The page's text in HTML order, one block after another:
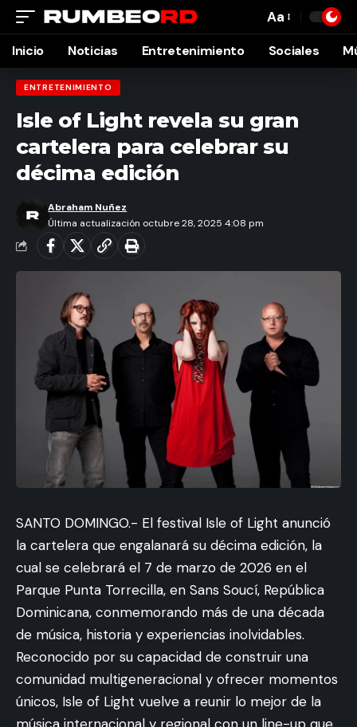
Font
Resizer
Aa
Inicio Noticias Entretenimiento Sociales
ENTRETENIMIENTO
Isle of Light revela su gran
cartelera para celebrar su
décima edición
Última actualización octubre 28, 2025 4:08 pm
Abraham Nuñez
SANTO DOMINGO.- El festival Isle of Light anunció
la cartelera que engalanará su décima edición, la
cual se celebrará el 7 de marzo de 2026 en el
Parque Punta Torrecilla, en Sans Soucí, República
Dominicana, conmemorando más de una década
de música, historia y experiencias inolvidables.
Reconocido por su capacidad de construir una
comunidad multigeneracional y ofrecer momentos
únicos, Isle of Light vuelve a reunir lo mejor de la